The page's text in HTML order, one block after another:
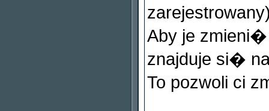
Aby je
znajduje si�
To pozwoli ci